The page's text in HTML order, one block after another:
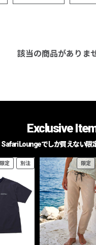
該当の商品がありま
Exclusive
Safari Loungeでしか買えない限
限定 別注 限定